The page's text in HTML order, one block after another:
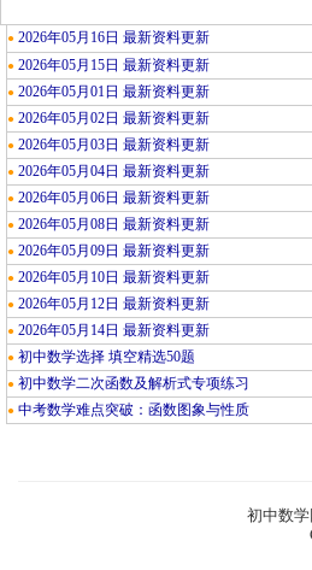
● 2026年05月16日 最新资料更新
● 2026年05月15日 最新资料更新
● 2026年05月01日 最新资料更新
● 2026年05月02日 最新资料更新
● 2026年05月03日 最新资料更新
● 2026年05月04日 最新资料更新
● 2026年05月06日 最新资料更新
● 2026年05月08日 最新资料更新
● 2026年05月09日 最新资料更新
● 2026年05月10日 最新资料更新
● 2026年05月12日 最新资料更新
● 2026年05月14日 最新资料更新
● 初中数学选择 填空精选50题
● 初中数学二次函数及解析式专项练习
● 中考数学难点突破：函数图象与性质
初中数